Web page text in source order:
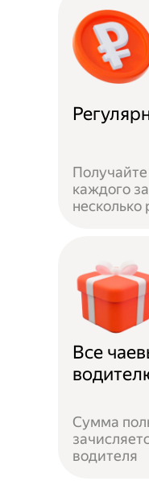
каждого
Все
Сумма
водителя